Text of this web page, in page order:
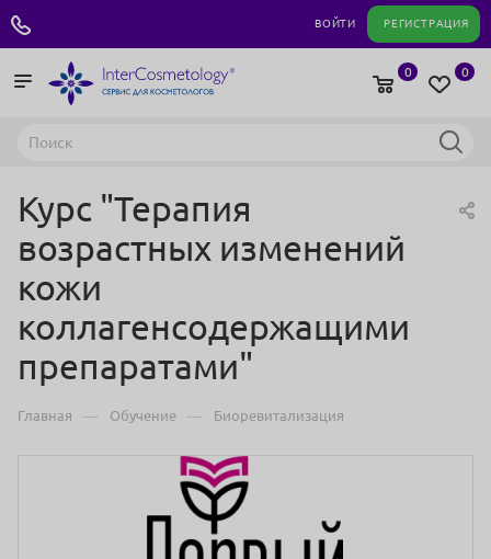
ВОЙТИ РЕГИСТРАЦИЯ
0
0
Курс "Терапия
возрастных изменений
кожи
коллагенсодержащими
препаратами"
Главная — Обучение — Биоревитализация